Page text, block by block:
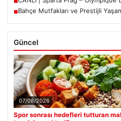
■Bahçe Mutfakları ve Prestijli
Güncel
07/08/2026
Spor sonrası hedefleri tutturan